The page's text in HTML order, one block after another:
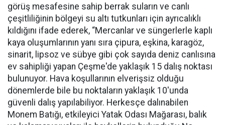
görüş mesafesine sahip berrak suların ve canlı
çeşitliliğinin bölgeyi su altı tutkunları için ayrıcalıklı
kıldığını ifade ederek, “Mercanlar ve süngerlerle kaplı
kaya oluşumlarının yanı sıra çipura, eşkina, karagöz,
sinarit, lipsoz ve sübye gibi çok sayıda deniz canlısına
ev sahipliği yapan Çeşme'de yaklaşık 15 dalış noktası
bulunuyor. Hava koşullarının elverişsiz olduğu
dönemlerde bile bu noktaların yaklaşık 10'unda
güvenli dalış yapılabiliyor. Herkesçe dalınabilen
Monem Batığı, etkileyici Yatak Odası Mağarası, balık